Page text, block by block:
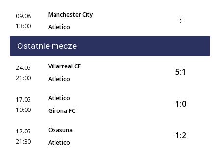
09.08
13:00
Manchester City
Atletico
:
Ostatnie mecze
24.05
21:00
Villarreal CF
Atletico
5:1
17.05
19:00
Atletico
Girona FC
1:0
12.05
21:30
Osasuna
Atletico
1:2